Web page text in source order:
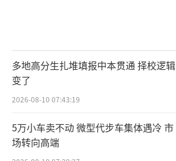
多地高分生扎堆填报中本贯通 择校逻辑
变了
2026-08-10 07:43:19
5万小车卖不动 微型代步车集体遇冷 市
场转向高端